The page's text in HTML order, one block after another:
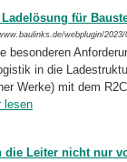
Ladelösung für
webplugin/2023/
besonderen
in die
Werke) mit dem
lesen
die Leiter nicht nur